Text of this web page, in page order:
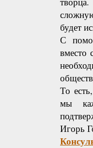
будет
С
вместо
То
мы
Игорь